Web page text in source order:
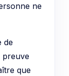
ne
de
preuve
que